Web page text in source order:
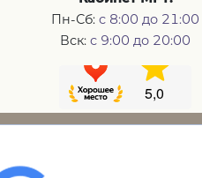
Пн-Сб: с 8:00 до 21:00
Вск: с 9:00 до 20:00